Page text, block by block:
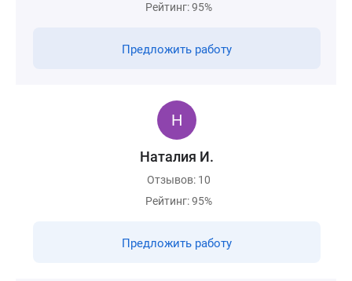
Рейтинг: 95%
Предложить работу
Наталия И.
Отзывов: 10
Рейтинг: 95%
Предложить работу